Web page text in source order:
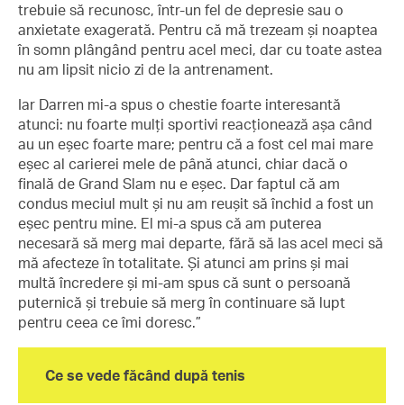
trebuie să recunosc, într-un fel de depresie sau o
anxietate exagerată. Pentru că mă trezeam și noaptea
în somn plângând pentru acel meci, dar cu toate astea
nu am lipsit nicio zi de la antrenament.
Iar Darren mi-a spus o chestie foarte interesantă
atunci: nu foarte mulți sportivi reacționează așa când
au un eșec foarte mare; pentru că a fost cel mai mare
eșec al carierei mele de până atunci, chiar dacă o
finală de Grand Slam nu e eșec. Dar faptul că am
condus meciul mult și nu am reușit să închid a fost un
eșec pentru mine. El mi-a spus că am puterea
necesară să merg mai departe, fără să las acel meci să
mă afecteze în totalitate. Și atunci am prins și mai
multă încredere și mi-am spus că sunt o persoană
puternică și trebuie să merg în continuare să lupt
pentru ceea ce îmi doresc.”
Ce se vede făcând după tenis